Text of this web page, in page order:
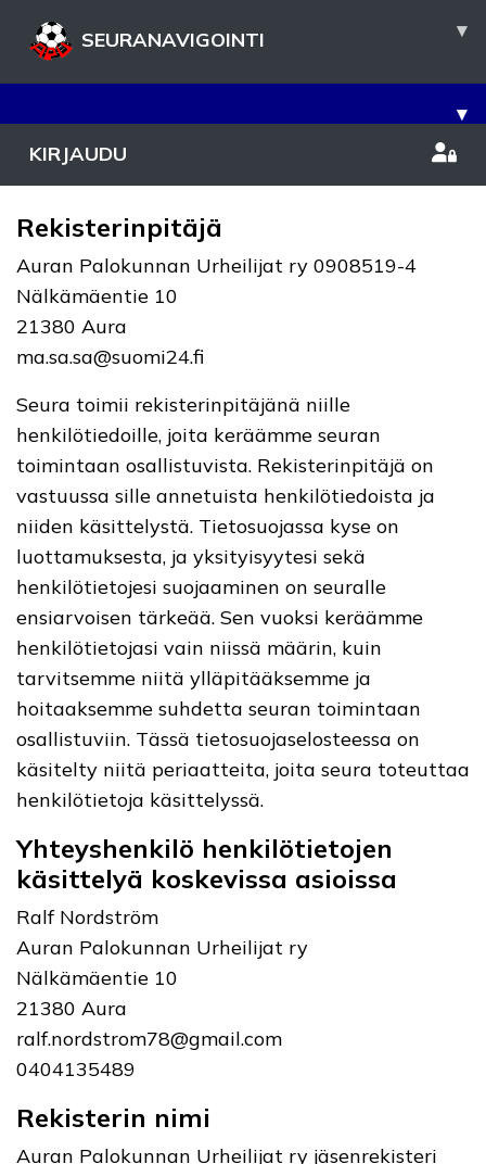
SEURANAVIGOINTI ▾
▾
KIRJAUDU
Rekisterinpitäjä
Auran Palokunnan Urheilijat ry 0908519-4
Nälkämäentie 10
21380 Aura
ma.sa.sa@suomi24.fi
Seura toimii rekisterinpitäjänä niille
henkilötiedoille, joita keräämme seuran
toimintaan osallistuvista. Rekisterinpitäjä on
vastuussa sille annetuista henkilötiedoista ja
niiden käsittelystä. Tietosuojassa kyse on
luottamuksesta, ja yksityisyytesi sekä
henkilötietojesi suojaaminen on seuralle
ensiarvoisen tärkeää. Sen vuoksi keräämme
henkilötietojasi vain niissä määrin, kuin
tarvitsemme niitä ylläpitääksemme ja
hoitaaksemme suhdetta seuran toimintaan
osallistuviin. Tässä tietosuojaselosteessa on
käsitelty niitä periaatteita, joita seura toteuttaa
henkilötietoja käsittelyssä.
Yhteyshenkilö henkilötietojen
käsittelyä koskevissa asioissa
Ralf Nordström
Auran Palokunnan Urheilijat ry
Nälkämäentie 10
21380 Aura
ralf.nordstrom78@gmail.com
0404135489
Rekisterin nimi
Auran Palokunnan Urheilijat ry jäsenrekisteri